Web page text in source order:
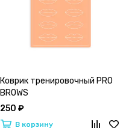
Коврик тренировочный PRO
BROWS
250 ₽
В корзину